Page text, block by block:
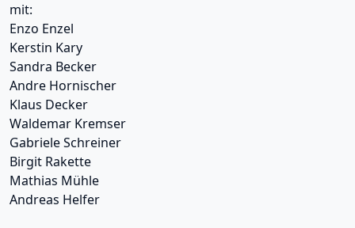
mit:
Enzo Enzel
Kerstin Kary
Sandra Becker
Andre Hornischer
Klaus Decker
Waldemar Kremser
Gabriele Schreiner
Birgit Rakette
Mathias Mühle
Andreas Helfer